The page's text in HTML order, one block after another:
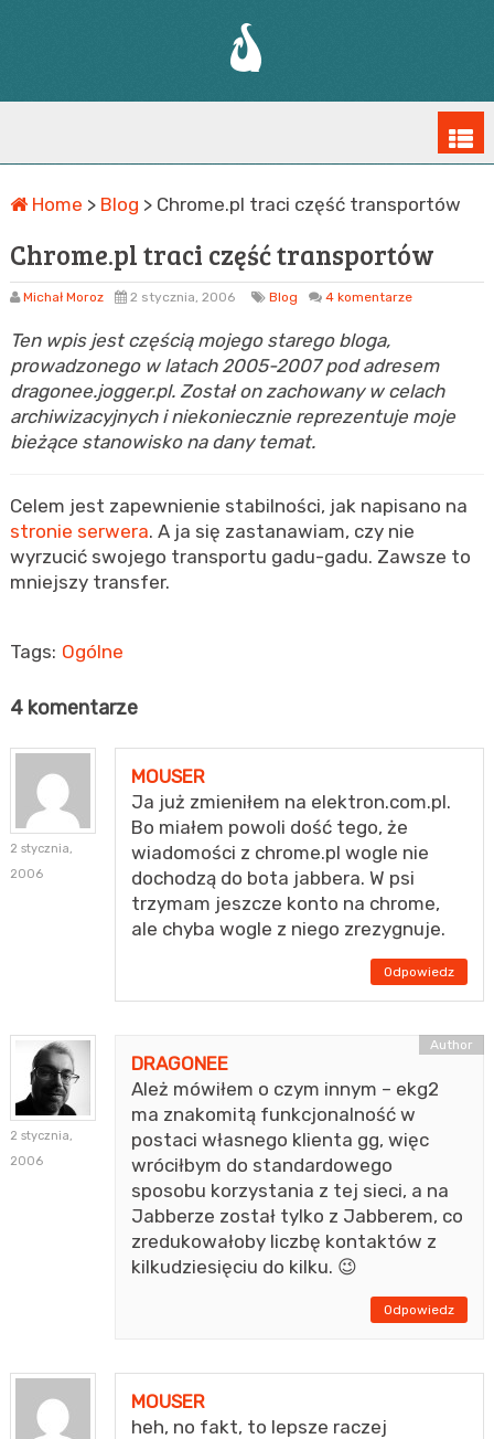
Home > Blog > Chrome.pl traci część transportów
Chrome.pl traci część transportów
Michał Moroz 2 stycznia, 2006 Blog 4 komentarze
Ten wpis jest częścią mojego starego bloga,
prowadzonego w latach 2005-2007 pod adresem
dragonee.jogger.pl. Został on zachowany w celach
archiwizacyjnych i niekoniecznie reprezentuje moje
bieżące stanowisko na dany temat.
Celem jest zapewnienie stabilności, jak napisano na
stronie serwera. A ja się zastanawiam, czy nie
wyrzucić swojego transportu gadu-gadu. Zawsze to
mniejszy transfer.
Tags: Ogólne
4 komentarze
2 stycznia,
2006
MOUSER
Ja już zmieniłem na elektron.com.pl.
Bo miałem powoli dość tego, że
wiadomości z chrome.pl wogle nie
dochodzą do bota jabbera. W psi
trzymam jeszcze konto na chrome,
ale chyba wogle z niego zrezygnuje.
Odpowiedz
2 stycznia,
2006
DRAGONEE
Ależ mówiłem o czym innym – ekg2
ma znakomitą funkcjonalność w
postaci własnego klienta gg, więc
wróciłbym do standardowego
sposobu korzystania z tej sieci, a na
Jabberze został tylko z Jabberem, co
zredukowałoby liczbę kontaktów z
kilkudziesięciu do kilku. 😉
Odpowiedz
MOUSER
heh, no fakt, to lepsze raczej